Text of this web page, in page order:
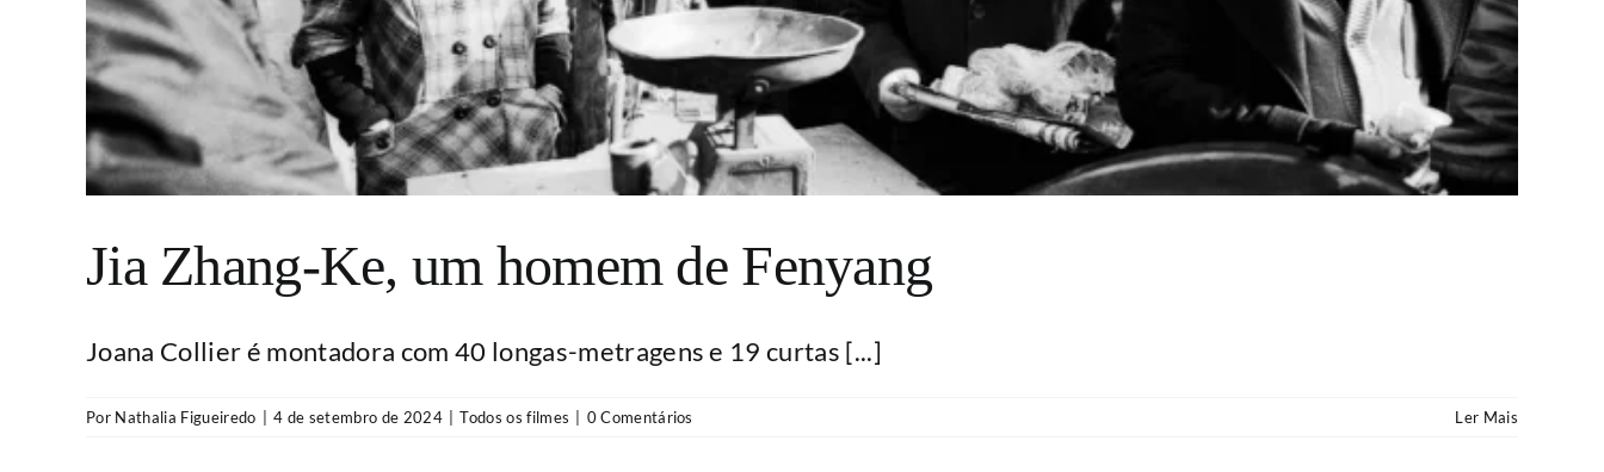
Jia Zhang-Ke, um homem de Fenyang
Joana Collier é montadora com 40 longas-metragens e 19 curtas [...]
Por Nathalia Figueiredo 4 de setembro de 2024 Todos os filmes 0 Comentários Ler Mais